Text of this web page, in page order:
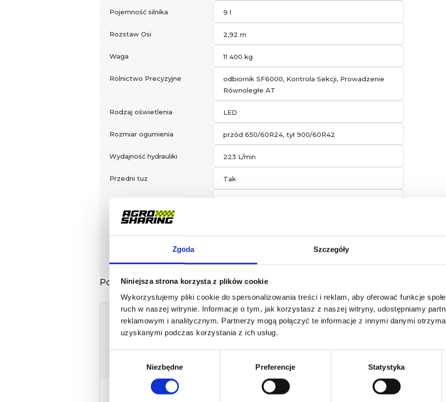
Zgoda Szczegóły
Niniejsza strona korzysta z plików cookie
Wykorzystujemy pliki cookie do spersonalizowania treści i reklam, aby oferować funkcje
ruch w naszej witrynie. Informacje o tym, jak korzystasz z naszej witryny, udostępniamy
reklamowym i analitycznym. Partnerzy mogą połączyć te informacje z innymi danymi
uzyskanymi podczas korzystania z ich usług.
Niezbędne Preferencje Statystyka
Pojemność silnika 9 l
Rozstaw Osi 2,92 m
Waga 11 400 kg
Rolnictwo Precyzyjne
odbiornik SF6000, Kontrola Sekcji, Prowadzenie
Równoległe AT
Rodzaj oświetlenia LED
Rozmiar ogumienia przód 650/60R24, tył 900/60R42
Wydajność hydrauliki 223 L/min
Przedni tuz Tak
Przekładnia
Przedni balast
Zaczepy
Powiązane
KVERNELAND